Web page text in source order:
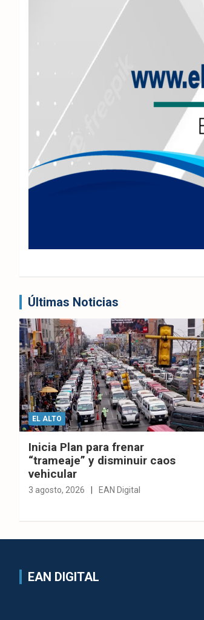
Últimas Noticias
EL ALTO
Inicia Plan para frenar
“trameaje” y disminuir caos
vehicular
3 agosto, 2026 EAN Digital
EAN DIGITAL